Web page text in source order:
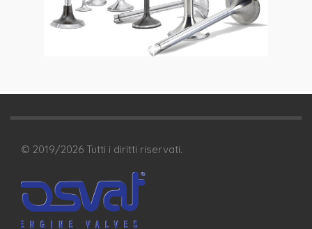
© 2019/2026 Tutti i diritti riservati.